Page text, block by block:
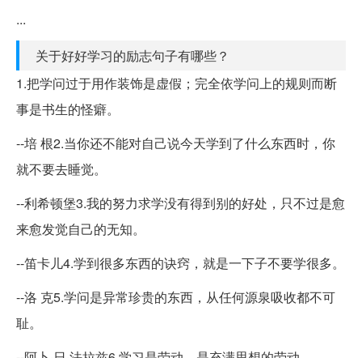
...
关于好好学习的励志句子有哪些？
1.把学问过于用作装饰是虚假；完全依学问上的规则而断
事是书生的怪癖。
--培 根2.当你还不能对自己说今天学到了什么东西时，你
就不要去睡觉。
--利希顿堡3.我的努力求学没有得到别的好处，只不过是愈
来愈发觉自己的无知。
--笛卡儿4.学到很多东西的诀窍，就是一下子不要学很多。
--洛 克5.学问是异常珍贵的东西，从任何源泉吸收都不可
耻。